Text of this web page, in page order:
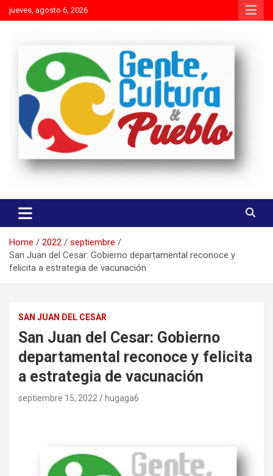
Skip
to
jueves, agosto 6, 2026
Gente Cultura y Pueblo
Home 2022
septiembre
San Juan del Cesar: Gobierno departamental reconoce y
felicita a estrategia de vacunación
SAN JUAN DEL CESAR
San Juan del Cesar: Gobierno
departamental reconoce y felicita
a estrategia de vacunación
septiembre 15, 2022 hugaga6